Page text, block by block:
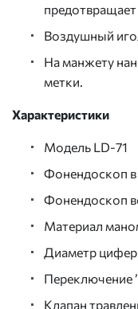
Воздушный
На манжету
метки.
Характеристики
Модель LD-71
Фонендоскоп в
Фонендоскоп
Материал
Диаметр
Переключение
Клапан